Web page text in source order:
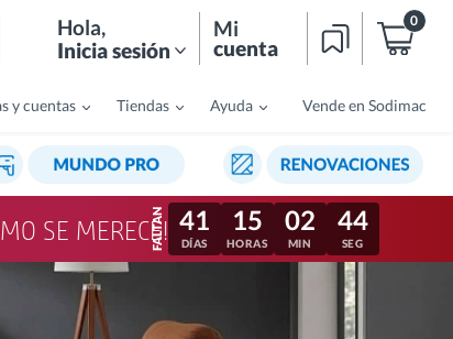
Hola,
Inicia sesión
Mi
cuenta
0
y cuentas Tiendas Ayuda Vende en Sodimac
SE MERECE! 41
DÍAS
15
HORAS
02
MIN
41
SEG